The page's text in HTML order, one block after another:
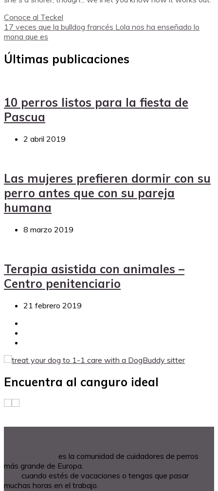
Conoce al Teckel
17 veces que la bulldog francés Lola nos ha enseñado lo
mona que es
Últimas publicaciones
10 perros listos para la fiesta de
Pascua
2 abril 2019
Las mujeres prefieren dormir con su
perro antes que con su pareja
humana
8 marzo 2019
Terapia asistida con animales –
Centro penitenciario
21 febrero 2019
Encuentra al canguro ideal
es la comunidad de cuidadores de perros
más grande de Europa.
cuando estés de vacaciones o tengas que pasar
muchas horas en el trabajo.